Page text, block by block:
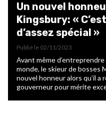
Un nouvel
Kingsbury: «
d’assez spécial »
Publié le 02/11/2023
Avant même
monde, le skieur de bosses
nouvel honneur alors qu’il a
gouverneur pour mérite